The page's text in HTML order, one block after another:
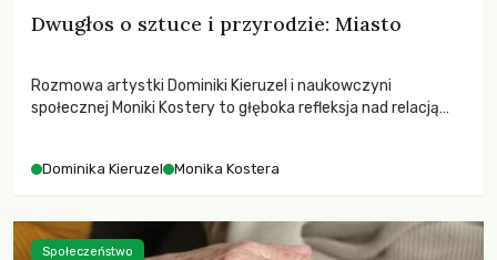
Dwugłos o sztuce i przyrodzie: Miasto
Rozmowa artystki Dominiki Kieruzel i naukowczyni
społecznej Moniki Kostery to głęboka refleksja nad relacją
Dominika Kieruzel Monika Kostera
Społeczeństwo